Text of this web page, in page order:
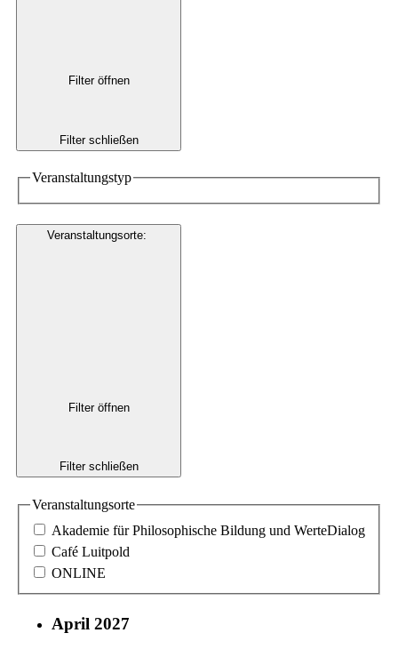
Filter öffnen
Filter schließen
Veranstaltungstyp
Veranstaltungsorte:
Filter öffnen
Filter schließen
Veranstaltungsorte
Akademie für Philosophische Bildung und WerteDialog
Café Luitpold
ONLINE
April 2027